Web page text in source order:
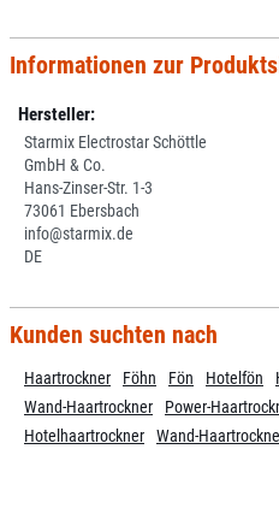
Informationen zur
Hersteller:
Starmix Electrostar Schöttle
GmbH & Co.
Hans-Zinser-Str. 1-3
73061 Ebersbach
info@starmix.de
DE
Kunden suchten nach
Haartrockner Föhn Fön Hotelfön
Wand-Haartrockner
Power-
Hotelhaartrockner
Wand-